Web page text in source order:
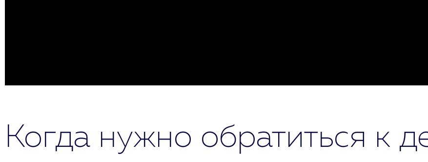
Когда нужно обратиться к